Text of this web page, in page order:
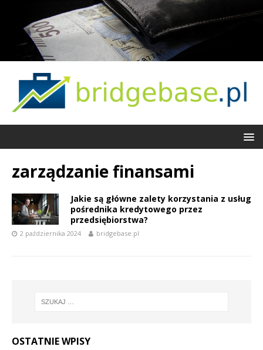
zarządzanie finansami
Jakie są główne zalety korzystania z usług
pośrednika kredytowego przez
przedsiębiorstwa?
2 października 2024 bridgebase.pl
OSTATNIE WPISY